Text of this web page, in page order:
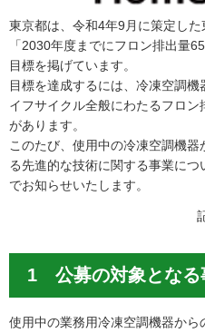
東京都は、令和4年9月に策定した
「2030年度までにフロン排出量
目標を掲げています。
目標を達成するには、冷凍空調
イフサイクル全般にわたるフロ
があります。
このたび、使用中の冷凍空調機
る先進的な技術に関する事業に
でお知らせいたします。
1 公募の対象となる
使用中の業務用冷凍空調機器か